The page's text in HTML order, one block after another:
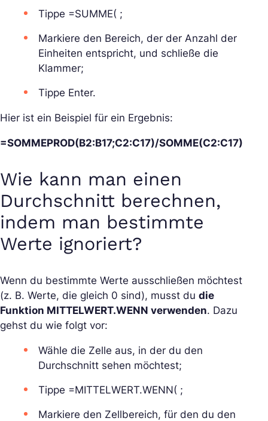
Tippe =SUMME( ;
Markiere den Bereich, der der Anzahl der
Einheiten entspricht, und schließe die
Klammer;
Tippe Enter.
Hier ist ein Beispiel für ein Ergebnis:
=SOMMEPROD(B2:B17;C2:C17)/SOMME(C2:C17)
Wie kann man einen
Durchschnitt berechnen,
indem man bestimmte
Werte ignoriert?
Wenn du bestimmte Werte ausschließen möchtest
(z. B. Werte, die gleich 0 sind), musst du die
Funktion MITTELWERT.WENN verwenden. Dazu
gehst du wie folgt vor:
Wähle die Zelle aus, in der du den
Durchschnitt sehen möchtest;
Tippe =MITTELWERT.WENN( ;
Markiere den Zellbereich, für den du den